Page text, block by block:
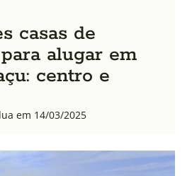
casas de
alugar em
centro e
em 14/03/2025